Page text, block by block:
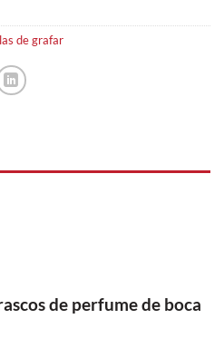
de grafar
de perfume de boca